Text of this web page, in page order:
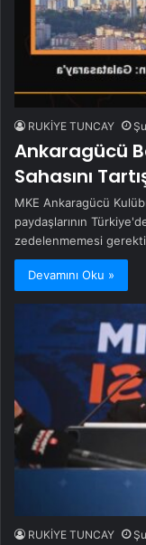
RUKİYE TUNCAY
Ankaragücü
Sahasını
MKE Ankaragücü
paydaşlarının
zedelenmemesi
Devamını Oku »
RUKİYE TUNCAY